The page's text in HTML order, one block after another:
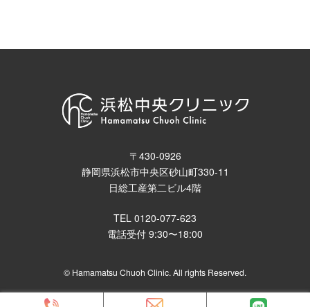
女性の場合、出産時の授乳ができないという影響があるため出産
お気軽にお問い合わせください。
〒430-0926
静岡県浜松市中央区砂山町330-11
日総工産第二ビル4階
TEL 0120-077-623
電話受付 9:30〜18:00
© Hamamatsu Chuoh Clinic. All rights Reserved.